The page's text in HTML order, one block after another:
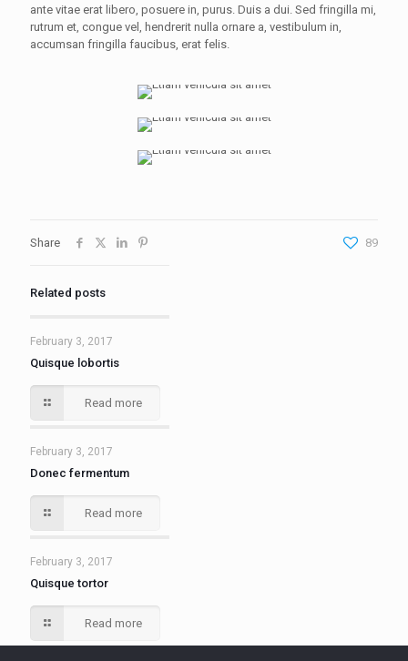
ante vitae erat libero, posuere in, purus. Duis a dui. Sed fringilla mi,
rutrum et, congue vel, hendrerit nulla ornare a, vestibulum in,
accumsan fringilla faucibus, erat felis.
Share 89
Related posts
February 3, 2017
Quisque lobortis
Read more
February 3, 2017
Donec fermentum
Read more
February 3, 2017
Quisque tortor
Read more